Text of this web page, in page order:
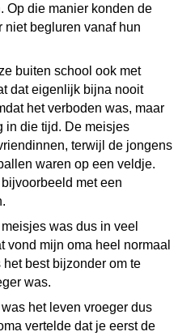
Op die manier konden de
begluren vanaf hun
buiten school ook met
dat eigenlijk bijna nooit
het verboden was, maar
in die tijd. De meisjes
terwijl de jongens
waren op een veldje.
met een
was dus in veel
vond mijn oma heel normaal
best bijzonder om te
was.
het leven vroeger dus
vertelde dat je eerst de